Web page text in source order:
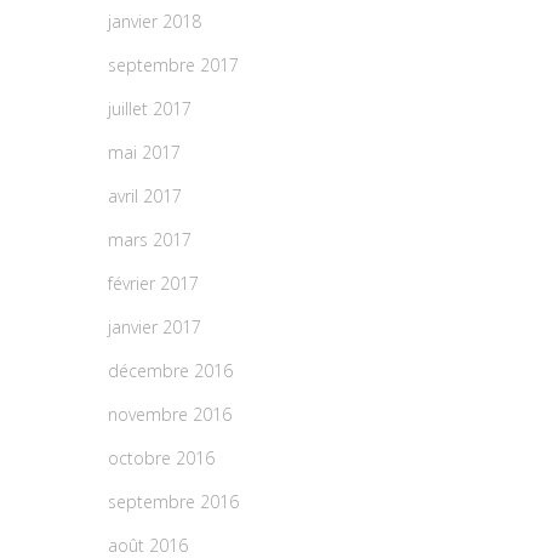
janvier 2018
septembre 2017
juillet 2017
mai 2017
avril 2017
mars 2017
février 2017
janvier 2017
décembre 2016
novembre 2016
octobre 2016
septembre 2016
août 2016